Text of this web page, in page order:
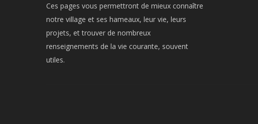
Ces pages vous permettront de mieux connaître
notre village et ses hameaux, leur vie, leurs
projets, et trouver de nombreux
renseignements de la vie courante, souvent
utiles.